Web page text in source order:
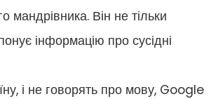
Він не тільки
інформацію про сусідні
і не говорять про мову, Google